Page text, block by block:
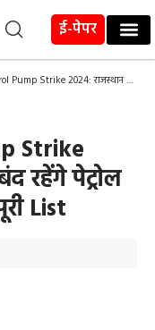
ई-पेपर
राजस्थान में 48 घंटे बंद रहेंगे पेट्रोल पंप, ये पंप रहेंगे खुले, देखें पूरी List
Strike
रहेंगे पेट्रोल
List